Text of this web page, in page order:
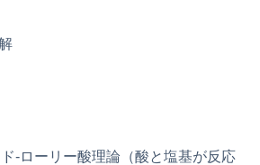
-ローリー酸理論（酸と塩基が反応